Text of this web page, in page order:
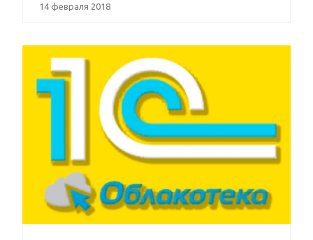
14 февраля 2018